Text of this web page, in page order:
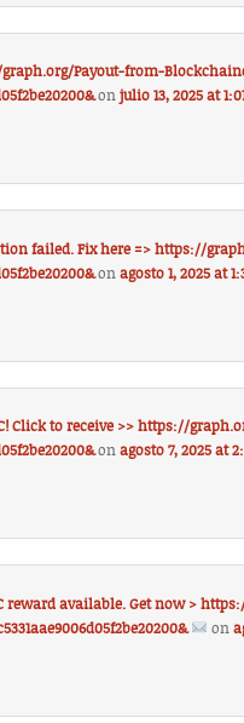
graph.org/Payout-from-
onjulio 13, 2025 at
failed. Fix here => https://
onagosto 1, 2025 at
Click to receive >> https://
onagosto 7, 2025 at
reward available. Get now >
on